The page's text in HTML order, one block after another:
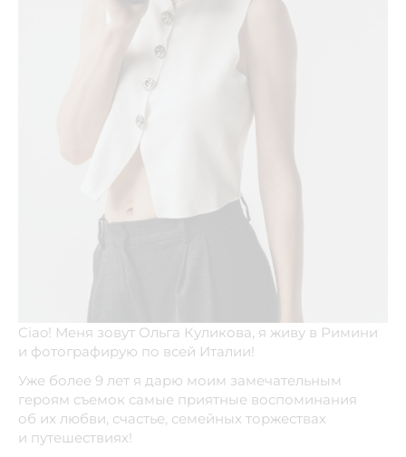
Ciao! Меня зовут Ольга Куликова, я живу в Римини
и фотографирую по всей Италии!
Уже более 9 лет я дарю моим замечательным
героям съемок самые приятные воспоминания
об их любви, счастье, семейных торжествах
и путешествиях!